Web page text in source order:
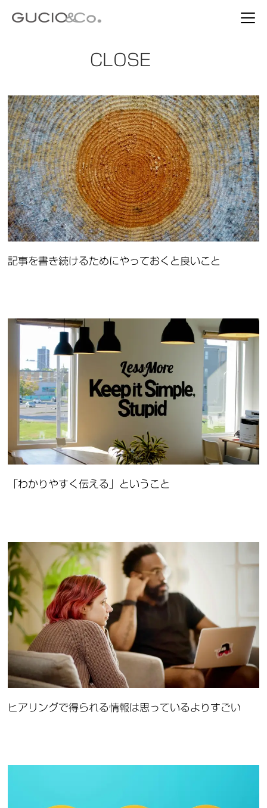
CLOSE
記事を書き続けるためにやっておくと良いこと
「わかりやすく伝える」ということ
ヒアリングで得られる情報は思っているよりすごい